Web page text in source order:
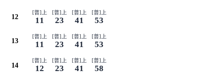
12
[普]上
11
[普]上
23
[普]上
41
[普]上
53
13
[普]上
11
[普]上
23
[普]上
41
[普]上
53
14
[普]上
12
[普]上
23
[普]上
41
[普]上
58